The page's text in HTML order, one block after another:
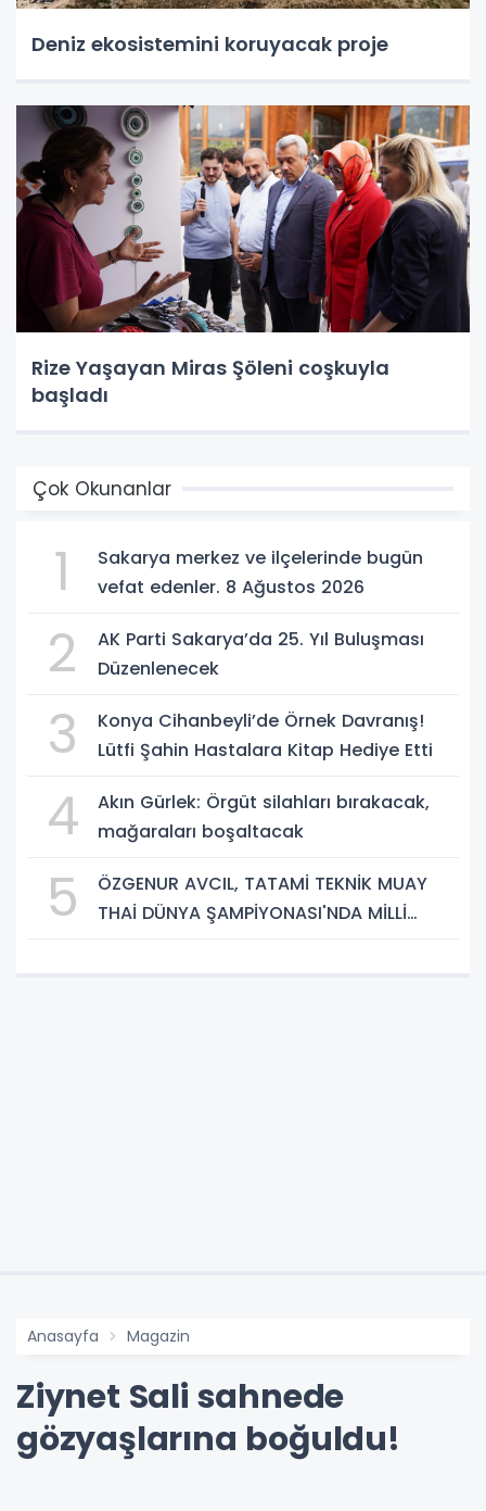
Deniz ekosistemini koruyacak proje
Rize Yaşayan Miras Şöleni coşkuyla
başladı
Çok Okunanlar
1
Sakarya merkez ve ilçelerinde bugün
vefat edenler. 8 Ağustos 2026
2
AK Parti Sakarya’da 25. Yıl Buluşması
Düzenlenecek
3
Konya Cihanbeyli’de Örnek Davranış!
Lütfi Şahin Hastalara Kitap Hediye Etti
4
Akın Gürlek: Örgüt silahları bırakacak,
mağaraları boşaltacak
5
ÖZGENUR AVCIL, TATAMİ TEKNİK MUAY
THAİ DÜNYA ŞAMPİYONASI'NDA MİLLİ
Anasayfa Magazin
Ziynet Sali sahnede
gözyaşlarına boğuldu!